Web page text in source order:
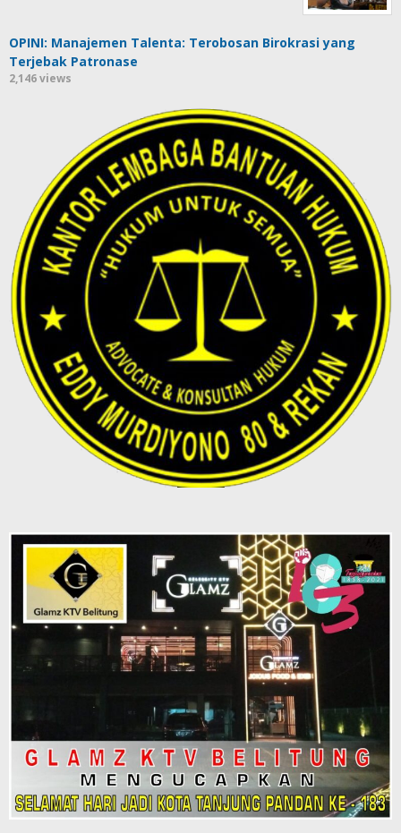
OPINI: Manajemen Talenta: Terobosan Birokrasi yang
Terjebak Patronase
2,146 views